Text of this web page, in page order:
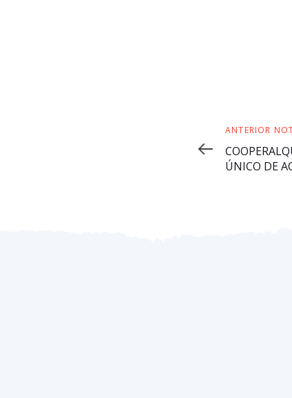
ANTERIOR
ÚNICO DE